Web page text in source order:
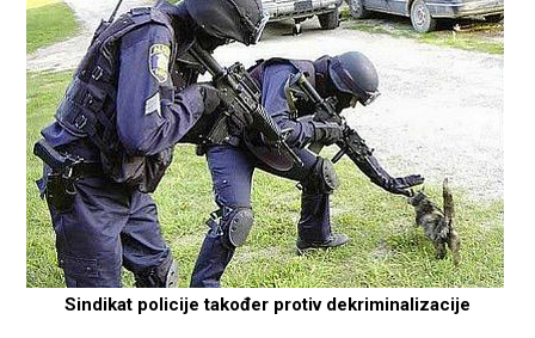
Sindikat policije također protiv dekriminalizacije